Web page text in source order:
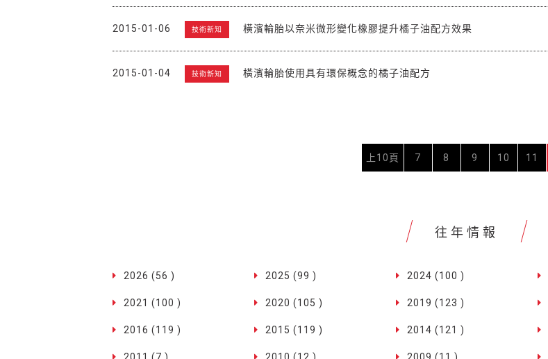
2015-01-06 技術新知 橫濱輪胎以奈米微形變化橡膠提升橘子油配方效果
2015-01-04 技術新知 橫濱輪胎使用具有環保概念的橘子油配方
上10頁 7 8 9 10 11
往年情報
2026 (56 ) 2025 (99 ) 2024 (100 )
2021 (100 ) 2020 (105 ) 2019 (123 )
2016 (119 ) 2015 (119 ) 2014 (121 )